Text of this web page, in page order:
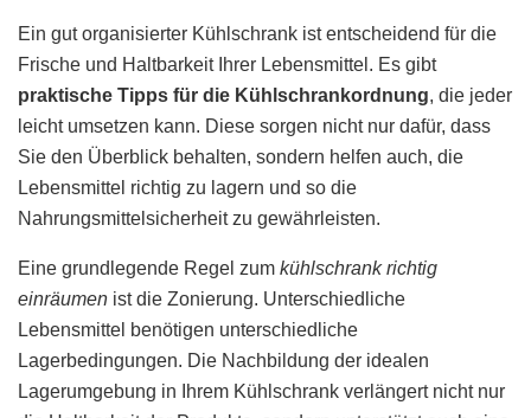
Ein gut organisierter Kühlschrank ist entscheidend für die
Frische und Haltbarkeit Ihrer Lebensmittel. Es gibt
praktische Tipps für die Kühlschrankordnung, die jeder
leicht umsetzen kann. Diese sorgen nicht nur dafür, dass
Sie den Überblick behalten, sondern helfen auch, die
Lebensmittel richtig zu lagern und so die
Nahrungsmittelsicherheit zu gewährleisten.
Eine grundlegende Regel zum kühlschrank richtig
einräumen ist die Zonierung. Unterschiedliche
Lebensmittel benötigen unterschiedliche
Lagerbedingungen. Die Nachbildung der idealen
Lagerumgebung in Ihrem Kühlschrank verlängert nicht nur